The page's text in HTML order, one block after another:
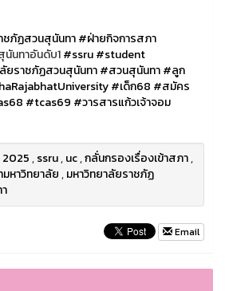
ชภัฏสวนสุนันทา#ฝ่ายกิจการสภา
นันทาอันดับ1#ssru#student
ยราชภัฏสวนสุนันทา#สวนสุนันทา#ลูก
#เด็ก68 #สมัคร
#tcas69 #วารสารแก้วเจ้าจอม
2025,ssru,uc,กลั่นกรองเรื่องเข้าสภา,
หาวิทยาลัย,มหาวิทยาลัยราชภัฏ
Email